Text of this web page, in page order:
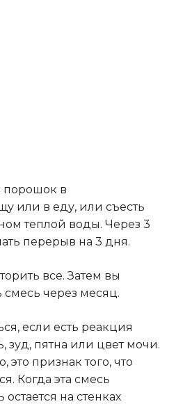
порошок в
или в еду, или съесть
теплой воды. Через 3
перерыв на 3 дня.
все. Затем вы
через месяц.
если есть реакция
зуд, пятна или цвет мочи.
это признак того, что
Когда эта смесь
на стенках